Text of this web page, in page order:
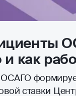
и как
ставки